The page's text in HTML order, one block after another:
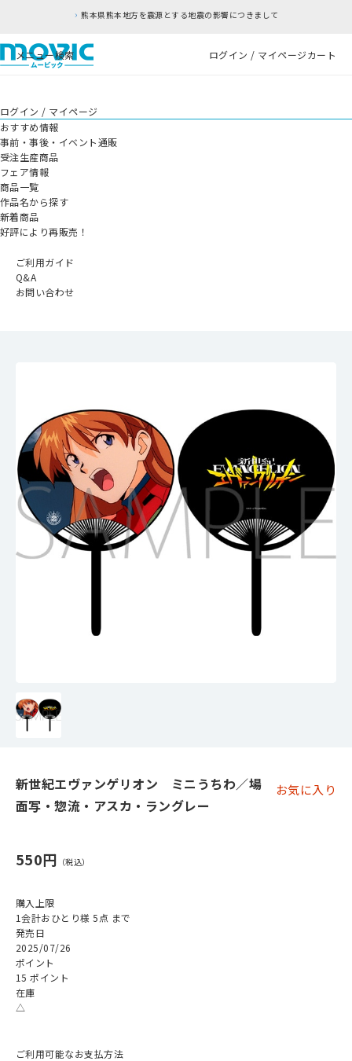
熊本県熊本地方を震源とする地震の影響につきまして
メニュー検索 ログイン / マイページカート
ログイン / マイページ
おすすめ情報
事前・事後・イベント通販
受注生産商品
フェア情報
商品一覧
作品名から探す
新着商品
好評により再販売！
ご利用ガイド
Q&A
お問い合わせ
新世紀エヴァンゲリオン ミニうちわ／場
面写・惣流・アスカ・ラングレー
お気に入り
550円
購入上限
1会計おひとり様 5点 まで
発売日
2025/07/26
ポイント
15 ポイント
在庫
△
ご利用可能なお支払方法